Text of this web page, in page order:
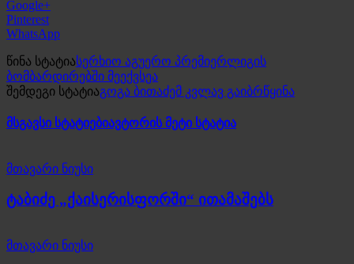
Google+
Pinterest
WhatsApp
წინა სტატიასერხიო აგუერო პრემიერლიგის
ბომბარდირებში მეექვსეა
შემდეგი სტატიაგოგა ბითაძემ კვლავ გაიბრწყინა
მსგავსი სტატიებიავტორის მეტი სტატია
მთავარი ნიუსი
ტაბიძე „ქაისერისფორში“ ითამაშებს
მთავარი ნიუსი